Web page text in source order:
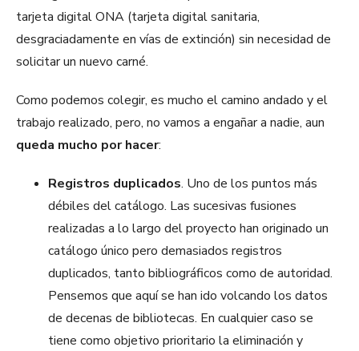
tarjeta digital ONA (tarjeta digital sanitaria,
desgraciadamente en vías de extinción) sin necesidad de
solicitar un nuevo carné.
Como podemos colegir, es mucho el camino andado y el
trabajo realizado, pero, no vamos a engañar a nadie, aun
queda mucho por hacer:
Registros duplicados. Uno de los puntos más
débiles del catálogo. Las sucesivas fusiones
realizadas a lo largo del proyecto han originado un
catálogo único pero demasiados registros
duplicados, tanto bibliográficos como de autoridad.
Pensemos que aquí se han ido volcando los datos
de decenas de bibliotecas. En cualquier caso se
tiene como objetivo prioritario la eliminación y